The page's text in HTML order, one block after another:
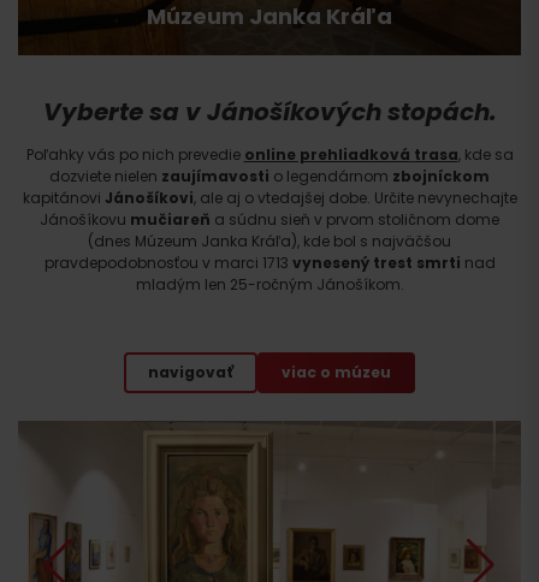
Múzeum Janka Kráľa
Vyberte sa v Jánošíkových stopách.
Poľahky vás po nich prevedie online prehliadková trasa, kde sa
dozviete nielen zaujímavosti o legendárnom zbojníckom
kapitánovi Jánošíkovi, ale aj o vtedajšej dobe. Určite nevynechajte
Jánošíkovu mučiareň a súdnu sieň v prvom stoličnom dome
(dnes Múzeum Janka Kráľa), kde bol s najväčšou
pravdepodobnosťou v marci 1713 vynesený trest smrti nad
mladým len 25-ročným Jánošíkom.
navigovať viac o múzeu
Príchod